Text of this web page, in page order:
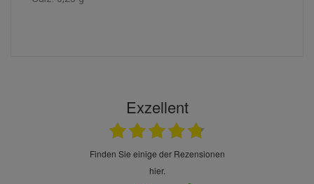
Exzellent
finden Sie einige der Rezensionen
hier.